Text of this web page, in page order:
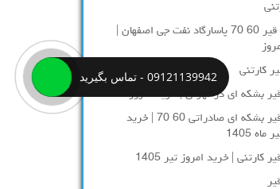
فروش قیر 60 70 پاسارگاد نفت جی اصفهان |
کارتنی
بشکه ای در تهران | خرید امروز
قیمت قیر بشکه ای صادراتی 60 70 | خرید
1405
کارتنی | خرید امروز تیر 1405
09121139942 - تماس بگیرید